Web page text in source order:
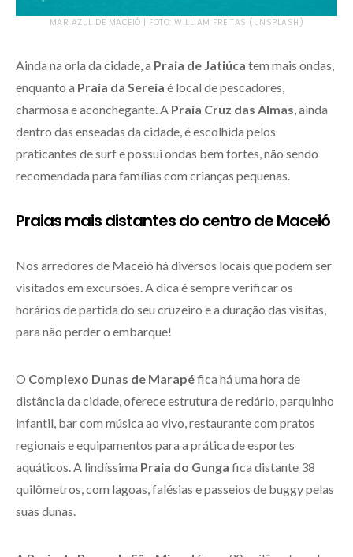
MAR AZUL DE MACEIÓ | FOTO: WILLIAM FREITAS (UNSPLASH)
Ainda na orla da cidade, a Praia de Jatiúca tem mais ondas,
enquanto a Praia da Sereia é local de pescadores,
charmosa e aconchegante. A Praia Cruz das Almas , ainda
dentro das enseadas da cidade, é escolhida pelos
praticantes de surf e possui ondas bem fortes, não sendo
recomendada para famílias com crianças pequenas.
Praias mais distantes do centro de Maceió
Nos arredores de Maceió há diversos locais que podem ser
visitados em excursões. A dica é sempre verificar os
horários de partida do seu cruzeiro e a duração das visitas,
para não perder o embarque!
O Complexo Dunas de Marapéfica há uma hora de
distância da cidade, oferece estrutura de redário, parquinho
infantil, bar com música ao vivo, restaurante com pratos
regionais e equipamentos para a prática de esportes
aquáticos. A lindíssima Praia do Gunga fica distante 38
quilômetros, com lagoas, falésias e passeios de buggy pelas
suas dunas.